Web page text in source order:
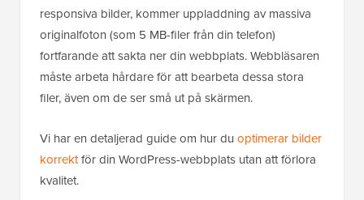
responsiva bilder, kommer uppladdning av massiva
originalfoton (som 5 MB-filer från din telefon)
fortfarande att sakta ner din webbplats. Webbläsaren
måste arbeta hårdare för att bearbeta dessa stora
filer, även om de ser små ut på skärmen.
Vi har en detaljerad guide om hur du optimerar bilder
korrektför din WordPress-webbplats utan att förlora
kvalitet.